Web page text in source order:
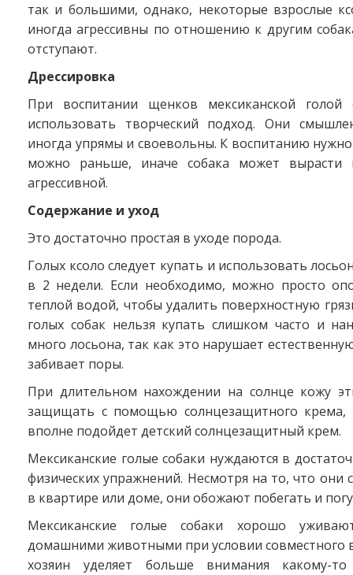
так и большими, однако, некоторые взрослые
иногда агрессивны по отношению к другим
отступают.
Дрессировка
При воспитании щенков мексиканской голой
использовать творческий подход. Они
иногда упрямы и своевольны. К воспитанию
можно раньше, иначе собака может вырасти
агрессивной.
Содержание и уход
Это достаточно простая в уходе порода.
Голых ксоло следует купать и использовать
в 2 недели. Если необходимо, можно просто
теплой водой, чтобы удалить поверхностную
голых собак нельзя купать слишком часто и
много лосьона, так как это нарушает
забивает поры.
При длительном нахождении на солнце кожу
защищать с помощью солнцезащитного крема,
вполне подойдет детский солнцезащитный крем.
Мексиканские голые собаки нуждаются в
физических упражнений. Несмотря на то, что они
в квартире или доме, они обожают побегать и
Мексиканские голые собаки хорошо
домашними животными при условии совместного
хозяин уделяет больше внимания какому-